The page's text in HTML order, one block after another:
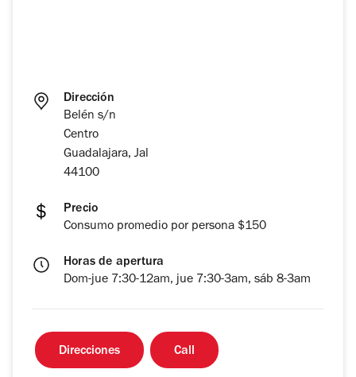
Dirección
Belén s/n
Centro
Guadalajara, Jal
44100
Precio
Consumo promedio por persona $150
Horas de apertura
Dom-jue 7:30-12am, jue 7:30-3am, sáb 8-3am
Direcciones Call